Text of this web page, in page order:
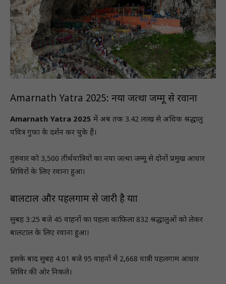
Amarnath Yatra 2025: नया जत्था जम्मू से रवाना
Amarnath Yatra 2025 में अब तक 3.42 लाख से अधिक श्रद्धालु
पवित्र गुफा के दर्शन कर चुके हैं।
गुरुवार को 3,500 तीर्थयात्रियों का नया जत्था जम्मू से दोनों प्रमुख आधार
शिविरों के लिए रवाना हुआ।
बालटाल और पहलगाम से जारी है यात्रा
सुबह 3:25 बजे 45 वाहनों का पहला काफिला 832 श्रद्धालुओं को लेकर
बालटाल के लिए रवाना हुआ।
इसके बाद सुबह 4:01 बजे 95 वाहनों में 2,668 यात्री पहलगाम आधार
शिविर की ओर निकले।